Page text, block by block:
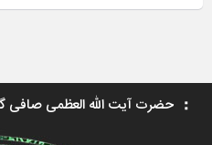
حضرت آیت الله العظمی صافی